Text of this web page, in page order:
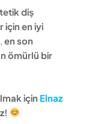
diş
için en iyi
, en son
ömürlü bir
için Elnaz